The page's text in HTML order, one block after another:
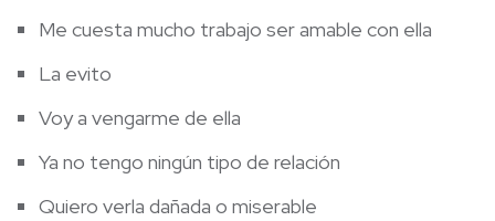
Me cuesta mucho trabajo ser amable con ella
La evito
Voy a vengarme de ella
Ya no tengo ningún tipo de relación
Quiero verla dañada o miserable